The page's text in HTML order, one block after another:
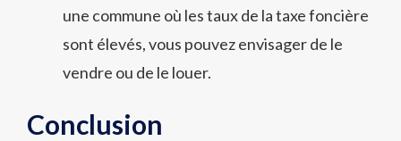
une commune où les taux de la taxe foncière
sont élevés, vous pouvez envisager de le
vendre ou de le louer.
Conclusion